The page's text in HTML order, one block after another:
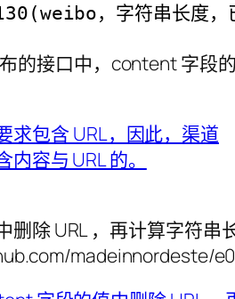
，字符串长度，
的接口中，content 字段
除 URL ，再计算字符串
madeinnordeste/